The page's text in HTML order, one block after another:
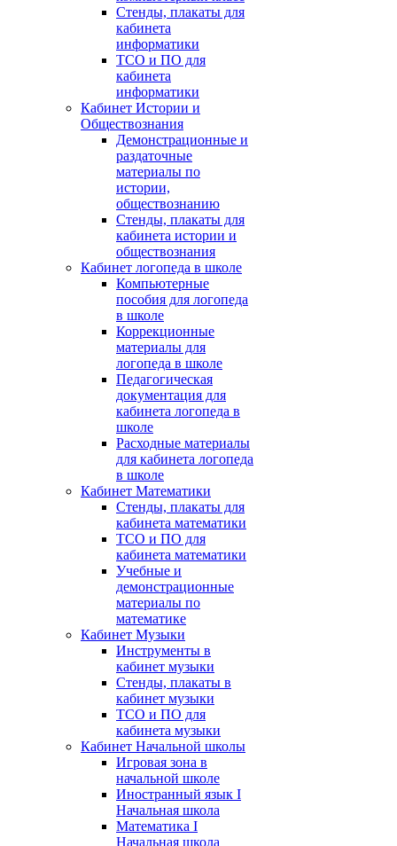
Стенды, плакаты для
кабинета
информатики
ТСО и ПО для
кабинета
информатики
Кабинет Истории и
Обществознания
Демонстрационные и
раздаточные
материалы по
истории,
обществознанию
Стенды, плакаты для
кабинета истории и
обществознания
Кабинет логопеда в школе
Компьютерные
пособия для логопеда
в школе
Коррекционные
материалы для
логопеда в школе
Педагогическая
документация для
кабинета логопеда в
школе
Расходные материалы
для кабинета логопеда
в школе
Кабинет Математики
Стенды, плакаты для
кабинета математики
ТСО и ПО для
кабинета математики
Учебные и
демонстрационные
материалы по
математике
Кабинет Музыки
Инструменты в
кабинет музыки
Стенды, плакаты в
кабинет музыки
ТСО и ПО для
кабинета музыки
Кабинет Начальной школы
Игровая зона в
начальной школе
Иностранный язык I
Начальная школа
Математика I
Начальная школа